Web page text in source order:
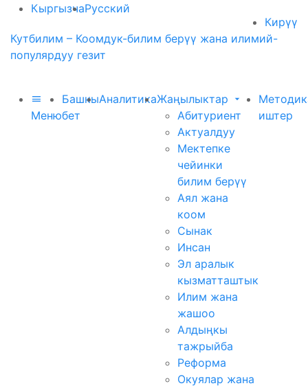
КыргызчаРусский
Кирүү
Кутбилим – Коомдук-билим берүү жана илимий-
популярдуу гезит
Меню
Башкы
бет
АналитикаЖаңылыктар
Абитуриент
Актуалдуу
Мектепке
чейинки
билим берүү
Аял жана
коом
Сынак
Инсан
Эл аралык
кызматташтык
Илим жана
жашоо
Алдыңкы
тажрыйба
Реформа
Окуялар жана
иштер